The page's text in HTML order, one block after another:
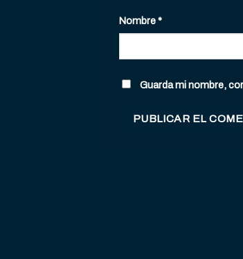
Nombre*
Guarda mi nombre,